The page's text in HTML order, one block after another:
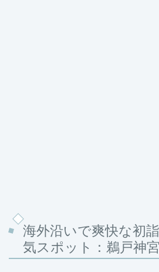
海外沿いで爽快な初
気スポット：鵜戸神宮